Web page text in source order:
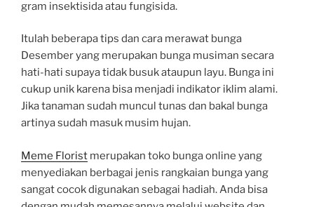
gram insektisida atau fungisida.
Itulah beberapa tips dan cara merawat bunga
Desember yang merupakan bunga musiman secara
hati-hati supaya tidak busuk ataupun layu. Bunga ini
cukup unik karena bisa menjadi indikator iklim alami.
Jika tanaman sudah muncul tunas dan bakal bunga
artinya sudah masuk musim hujan.
Meme Florist merupakan toko bunga online yang
menyediakan berbagai jenis rangkaian bunga yang
sangat cocok digunakan sebagai hadiah. Anda bisa